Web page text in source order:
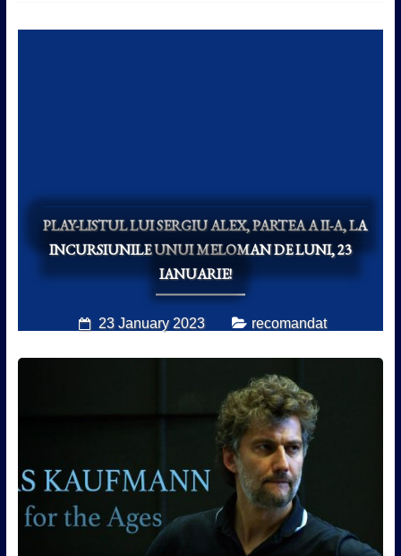
PLAY-LISTUL LUI SERGIU ALEX, PARTEA A II-A, LA
INCURSIUNILE UNUI MELOMAN DE LUNI, 23
IANUARIE!
23 January 2023 recomandat